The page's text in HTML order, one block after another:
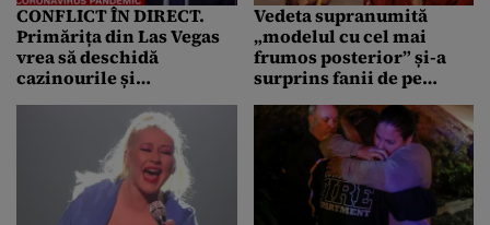
CONFLICT ÎN DIRECT.
Primărița din Las Vegas
vrea să deschidă
cazinourile și
„Aici nu e China, ci
Vedeta supranumită
„modelul cu cel mai
frumos posterior” și-a
surprins fanii de pe
fotografii într-un costum
de baie minuscul – FOTO